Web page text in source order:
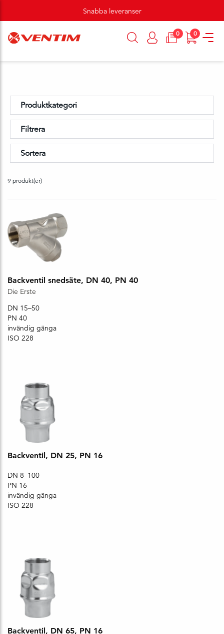
Snabba leveranser
0 0
Produktkategori
Filtrera
Sortera
9 produkt(er)
Backventil snedsäte, DN 40, PN 40
Die Erste
DN 15–50
PN 40
invändig gänga
ISO 228
Backventil, DN 25, PN 16
DN 8–100
PN 16
invändig gänga
ISO 228
Backventil, DN 65, PN 16